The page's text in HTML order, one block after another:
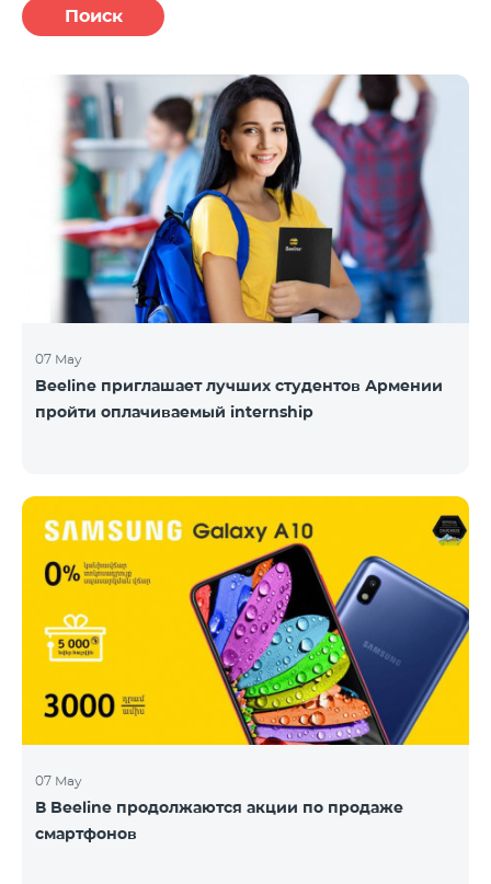
Поиск
07 May
Beeline приглашает лучших студентов Армении
пройти оплачиваемый internship
07 May
В Beeline продолжаются акции по продаже
смартфонов